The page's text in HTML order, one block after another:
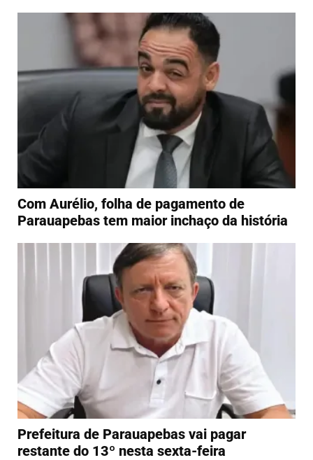
Com Aurélio, folha de pagamento de
Parauapebas tem maior inchaço da história
Prefeitura de Parauapebas vai pagar
restante do 13º nesta sexta-feira